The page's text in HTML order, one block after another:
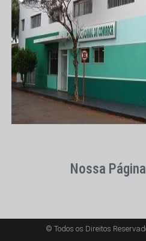
Nossa
© Todos os Direitos